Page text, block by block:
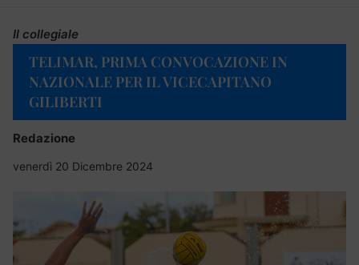
Il collegiale
TELIMAR, PRIMA CONVOCAZIONE IN
NAZIONALE PER IL VICECAPITANO
GILIBERTI
Redazione
venerdì 20 Dicembre 2024